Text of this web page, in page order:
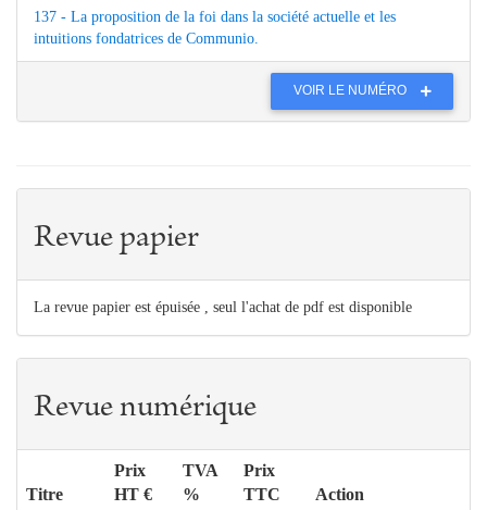
137 - La proposition de la foi dans la société actuelle et les
intuitions fondatrices de Communio.
VOIR LE NUMÉRO
Revue papier
La revue papier est épuisée , seul l'achat de pdf est disponible
Revue numérique
Titre
Prix
HT €
TVA
%
Prix
TTC
Action